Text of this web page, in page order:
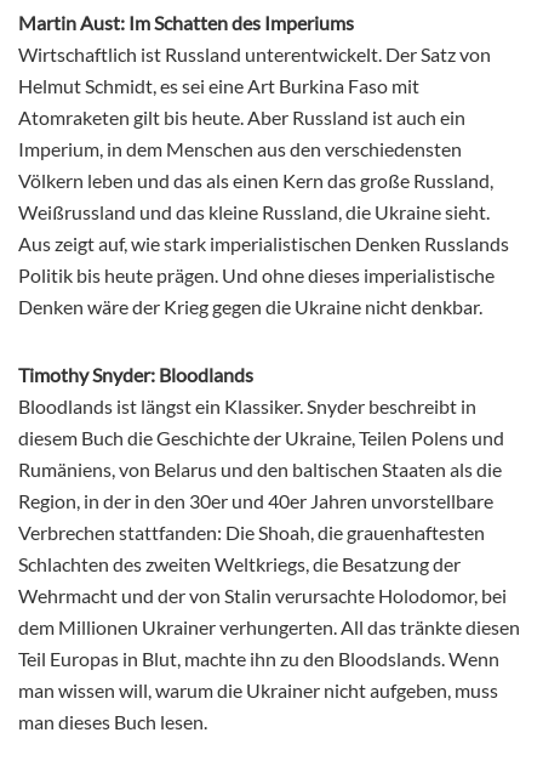
Martin Aust: Im Schatten des Imperiums
Wirtschaftlich ist Russland unterentwickelt. Der Satz von
Helmut Schmidt, es sei eine Art Burkina Faso mit
Atomraketen gilt bis heute. Aber Russland ist auch ein
Imperium, in dem Menschen aus den verschiedensten
Völkern leben und das als einen Kern das große Russland,
Weißrussland und das kleine Russland, die Ukraine sieht.
Aus zeigt auf, wie stark imperialistischen Denken Russlands
Politik bis heute prägen. Und ohne dieses imperialistische
Denken wäre der Krieg gegen die Ukraine nicht denkbar.
Timothy Snyder: Bloodlands
Bloodlands ist längst ein Klassiker. Snyder beschreibt in
diesem Buch die Geschichte der Ukraine, Teilen Polens und
Rumäniens, von Belarus und den baltischen Staaten als die
Region, in der in den 30er und 40er Jahren unvorstellbare
Verbrechen stattfanden: Die Shoah, die grauenhaftesten
Schlachten des zweiten Weltkriegs, die Besatzung der
Wehrmacht und der von Stalin verursachte Holodomor, bei
dem Millionen Ukrainer verhungerten. All das tränkte diesen
Teil Europas in Blut, machte ihn zu den Bloodslands. Wenn
man wissen will, warum die Ukrainer nicht aufgeben, muss
man dieses Buch lesen.